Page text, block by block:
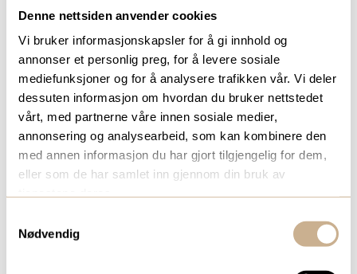
Denne nettsiden anvender cookies
Vi bruker informasjonskapsler for å gi innhold og
annonser et personlig preg, for å levere sosiale
mediefunksjoner og for å analysere trafikken vår. Vi deler
dessuten informasjon om hvordan du bruker nettstedet
vårt, med partnerne våre innen sosiale medier,
annonsering og analysearbeid, som kan kombinere den
med annen informasjon du har gjort tilgjengelig for dem,
eller som de har samlet inn gjennom din bruk av
Nødvendig
Mob:+47 913 48 988
kaja.bakke@ortomedic.no